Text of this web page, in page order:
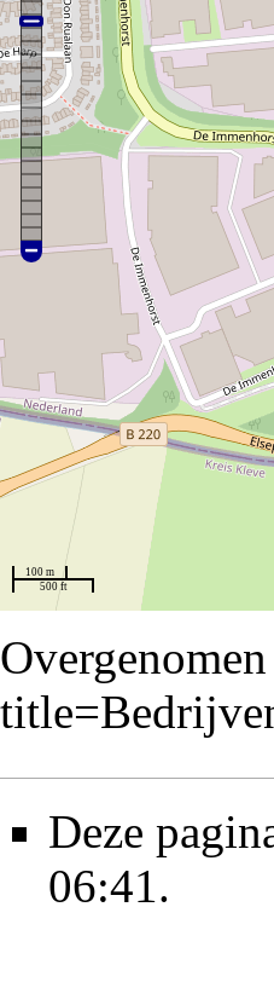
100 m
500 ft
Deze
06:41.